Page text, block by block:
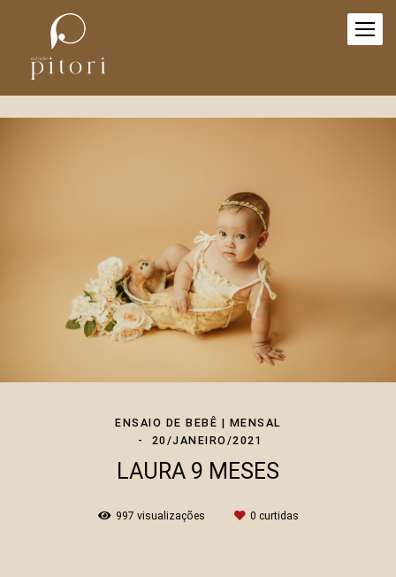
ENSAIO DE BEBÊ | MENSAL
20/JANEIRO/2021
LAURA 9 MESES
997 visualizações 0 curtidas